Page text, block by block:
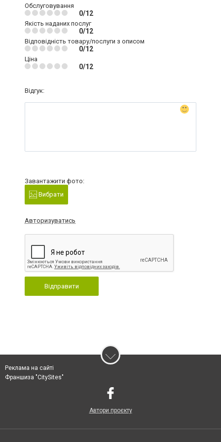
Обслуговування
0/12
Якість наданих послуг
0/12
Відповідність товару/послуги з описом
0/12
Ціна
0/12
Відгук:
Завантажити фото:
Вибрати
Авторизуватись
Відправити
Реклама на сайті
Франшиза "CitySites"
Автори проєкту